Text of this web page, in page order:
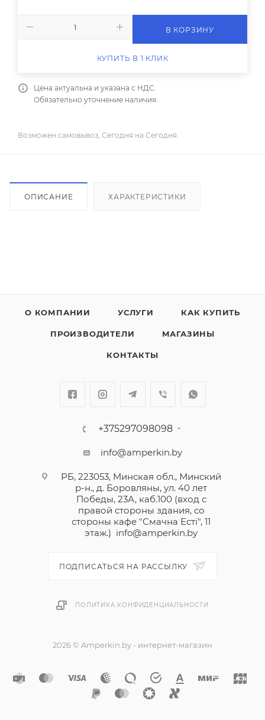
В КОРЗИНУ
КУПИТЬ В 1 КЛИК
Цена актуальна и указана с НДС.
Обязательно уточнение наличия.
Возможен самовывоз, Сегодня на Сегодня.
ОПИСАНИЕ ХАРАКТЕРИСТИКИ
О КОМПАНИИ УСЛУГИ КАК КУПИТЬ
ПРОИЗВОДИТЕЛИ МАГАЗИНЫ
КОНТАКТЫ
+375297098098
info@amperkin.by
РБ, 223053, Минская обл., Минский
р-н., д. Боровляны, ул. 40 лет
Победы, 23А, каб.100 (вход с
правой стороны здания, со
стороны кафе "Смачна Естi", 11
этаж.) info@amperkin.by
ПОДПИСАТЬСЯ НА РАССЫЛКУ
ПОЛИТИКА КОНФИДЕНЦИАЛЬНОСТИ
2026 © Amperkin.by - интернет-магазин